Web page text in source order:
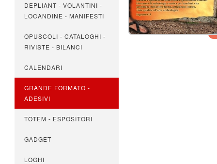
DEPLIANT - VOLANTINI -
LOCANDINE - MANIFESTI
OPUSCOLI - CATALOGHI -
RIVISTE - BILANCI
CALENDARI
GRANDE FORMATO -
ADESIVI
TOTEM - ESPOSITORI
GADGET
LOGHI